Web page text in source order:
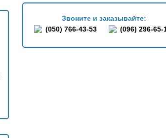
Звоните и заказывайте:
(050) 766-43-53
(096) 296-65-